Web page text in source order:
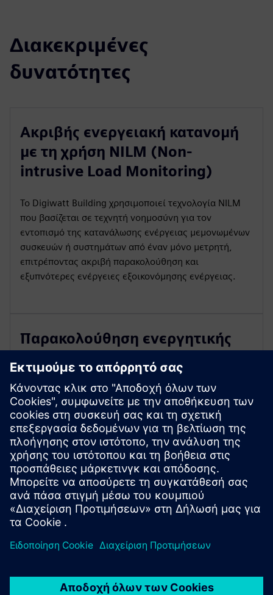
Διακεκριμένες
δυνατότητες
Ακριβής ενεργειακή κατανομή
με τη χρήση NILM (Non-
intrusive Load Monitoring)
Το Digiwatt Building χρησιμοποιεί τεχνολογία NILM
που βασίζεται σε τεχνητή νοημοσύνη για τον
εντοπισμό της κατανάλωσης ενέργειας μεμονωμένων
συσκευών ή συστημάτων από έναν μόνο μετρητή,
επιτρέποντας ακριβή παρακολούθηση και
εξυπνότερες ενέργειες εξοικονόμησης ενέργειας.
Παρακολούθηση ενεργητικής
και αντιδραστικής ενέργειας
Το Digiwatt Building παρακολουθεί τόσο την ενεργή
όσο και την αντιδραστική ενέργεια σε πραγματικό
χρόνο, βοηθώντας στον εντοπισμό
αναποτελεσματικότητας, όπως ζητήματα συντελεστών
ισχύος και επιτρέποντας διορθωτικές ενέργειες για
τη βελτιστοποίηση της ενεργειακής απόδοσης και τη
μείωση του επιπλέον κόστους.